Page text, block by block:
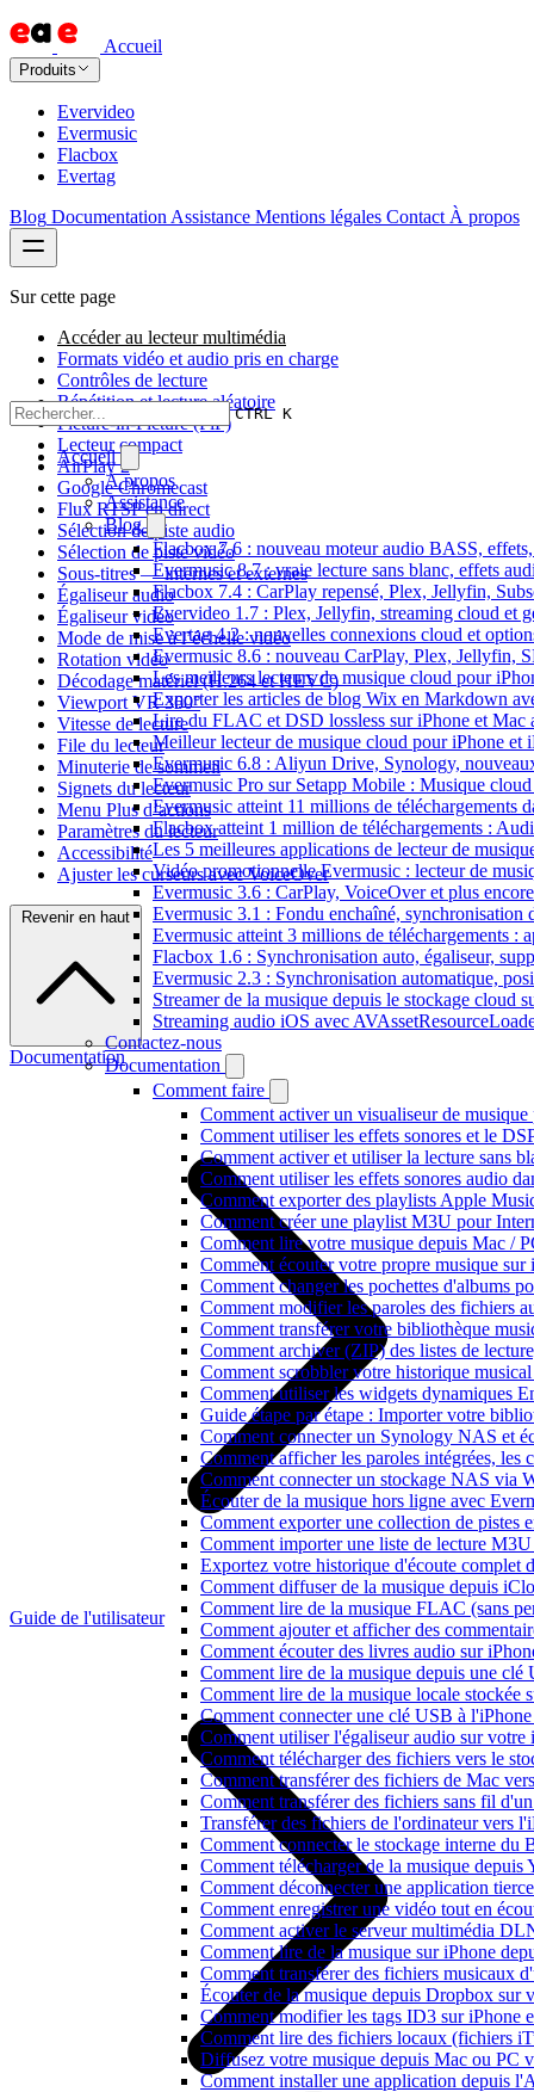
Accueil
Produits
Evervideo
Evermusic
Flacbox
Evertag
Blog Documentation Assistance Mentions légales Contact À propos
CTRL K
Accueil
À propos
Assistance
Blog
Flacbox 7.6 : nouveau moteur audio BASS,
Evermusic 8.7 : vraie lecture sans blanc, effets
Flacbox 7.4 : CarPlay repensé, Plex, Jellyfin,
Evervideo 1.7 : Plex, Jellyfin, streaming cloud et
Evertag 4.2 : nouvelles connexions cloud et
Evermusic 8.6 : nouveau CarPlay, Plex, Jellyfin,
Les meilleurs lecteurs de musique cloud pour
Exporter les articles de blog Wix en Markdown
Lire du FLAC et DSD lossless sur iPhone et Mac
Meilleur lecteur de musique cloud pour iPhone et
Evermusic 6.8 : Aliyun Drive, Synology,
Evermusic Pro sur Setapp Mobile : Musique
Evermusic atteint 11 millions de téléchargements
Flacbox atteint 1 million de téléchargements :
Les 5 meilleures applications de lecteur de
Vidéo promotionnelle Evermusic : lecteur de
Evermusic 3.6 : CarPlay, VoiceOver et plus encore
Evermusic 3.1 : Fondu enchaîné, synchronisation
Evermusic atteint 3 millions de téléchargements :
Flacbox 1.6 : Synchronisation auto, égaliseur,
Evermusic 2.3 : Synchronisation automatique,
Streamer de la musique depuis le stockage cloud
Streaming audio iOS avec
Contactez-nous
Documentation
Comment faire
Comment activer un visualiseur de
Comment utiliser les effets sonores et le
Comment activer et utiliser la lecture sans
Comment utiliser les effets sonores audio
Comment exporter des playlists Apple
Comment créer une playlist M3U pour
Comment lire votre musique depuis Mac /
Comment écouter votre propre musique sur
Comment changer les pochettes d'albums
Comment modifier les paroles des fichiers
Comment transférer votre bibliothèque
Comment archiver (ZIP) des listes de
Comment scrobbler votre historique
Comment utiliser les widgets dynamiques
Guide étape par étape : Importer votre
Comment connecter un Synology NAS et
Comment afficher les paroles intégrées,
Comment connecter un stockage NAS via
Écouter de la musique hors ligne avec
Comment exporter une collection de
Comment importer une liste de lecture
Exportez votre historique d'écoute complet
Comment diffuser de la musique depuis
Comment lire de la musique FLAC (sans
Comment ajouter et afficher des
Comment écouter des livres audio sur
Comment lire de la musique depuis une
Comment lire de la musique locale stockée
Comment connecter une clé USB à
Comment utiliser l'égaliseur audio sur
Comment télécharger des fichiers vers le
Comment transférer des fichiers de Mac
Comment transférer des fichiers sans fil
Transférer des fichiers de l'ordinateur vers
Comment connecter le stockage interne
Comment télécharger de la musique
Comment déconnecter une application
Comment enregistrer une vidéo tout en
Comment activer le serveur multimédia
Comment lire de la musique sur iPhone
Comment transférer des fichiers musicaux
Écouter de la musique depuis Dropbox sur
Comment modifier les tags ID3 sur iPhone
Comment lire des fichiers locaux (fichiers
Diffusez votre musique depuis Mac ou PC
Comment installer une application depuis
Sur cette page
Accéder au lecteur multimédia
Formats vidéo et audio pris en charge
Contrôles de lecture
Répétition et lecture aléatoire
Picture-in-Picture (PiP)
Lecteur compact
AirPlay 2
Google Chromecast
Flux RTSP en direct
Sélection de piste audio
Sélection de piste vidéo
Sous-titres — internes et externes
Égaliseur audio
Égaliseur vidéo
Mode de mise à l’échelle vidéo
Rotation vidéo
Décodage matériel (H.264 et HEVC)
Viewport VR 360°
Vitesse de lecture
File du lecteur
Minuterie de sommeil
Signets du lecteur
Menu Plus d’actions
Paramètres du lecteur
Accessibilité
Ajuster les curseurs avec VoiceOver
Revenir en haut
Documentation
Guide de l'utilisateur